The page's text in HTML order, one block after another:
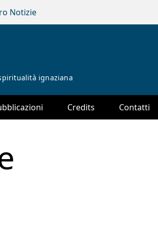
Notizie
ignaziana
Credits Contatti